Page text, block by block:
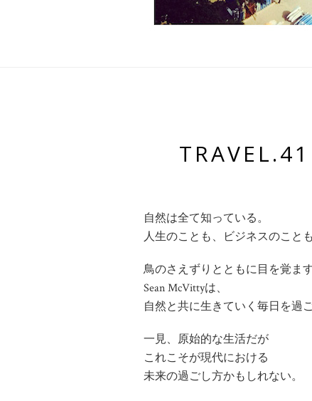
自然は全て知っている。
人生のことも、ビジネスのことも
鳥のさえずりとともに目を覚ま
Sean McVittyは、
自然と共に生きていく毎日を過
一見、原始的な生活だが
これこそが現代における
未来の過ごし方かもしれない。